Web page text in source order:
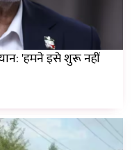
'हमने इसे शुरू नहीं